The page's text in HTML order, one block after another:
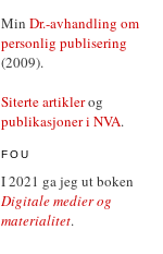
Min Dr.-avhandling om
personlig publisering
(2009).
Siterte artiklerog
publikasjoner i NVA.
FOU
I 2021 ga jeg ut boken
Digitale medier og
materialitet.